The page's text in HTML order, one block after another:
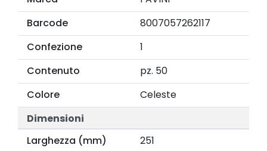
Barcode
8007057262117
Confezione
1
Contenuto
pz. 50
Colore
Celeste
Dimensioni
Larghezza (mm)
251